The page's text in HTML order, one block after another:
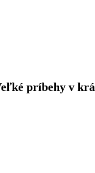
príbehy v